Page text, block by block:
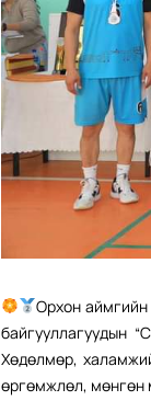
Орхон аймгийн
байгууллагуудын
Хөдөлмөр,
өргөмжлөл, мөнгөн